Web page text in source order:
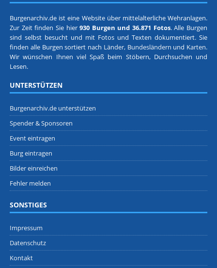
Burgenarchiv.de ist eine Website über mittelalterliche Wehranlagen.
Zur Zeit finden Sie hier930 Burgen und 36.871 Fotos. Alle Burgen
sind selbst besucht und mit Fotos und Texten dokumentiert. Sie
finden alle Burgen sortiert nach Länder, Bundesländern und Karten.
Wir wünschen Ihnen viel Spaß beim Stöbern, Durchsuchen und
Lesen.
UNTERSTÜTZEN
Burgenarchiv.de unterstützen
Spender & Sponsoren
Event eintragen
Burg eintragen
Bilder einreichen
Fehler melden
SONSTIGES
Impressum
Datenschutz
Kontakt